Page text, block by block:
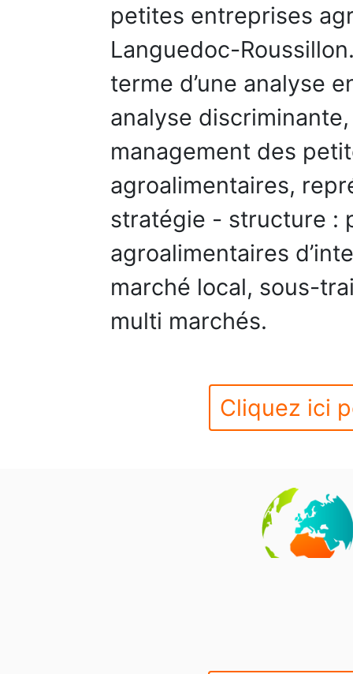
petites entreprises
Languedoc-
terme d’une analyse
analyse
management des
agroalimentaires,
stratégie - structure :
agroalimentaires
marché local, sous-
multi marchés.
Cliquez ici